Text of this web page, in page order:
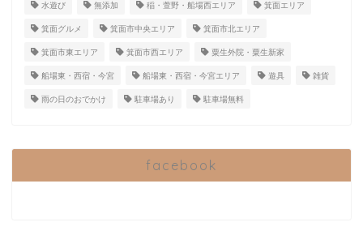
水遊び 無添加 稲・萱野・船場西エリア 箕面エリア
箕面グルメ 箕面市中央エリア 箕面市北エリア
箕面市東エリア 箕面市西エリア 粟生外院・粟生新家
船場東・西宿・今宮 船場東・西宿・今宮エリア 遊具 雑貨
雨の日のおでかけ 駐車場あり 駐車場無料
facebook